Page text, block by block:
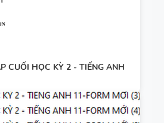
CUỐI HỌC KỲ 2 - TIẾNG ANH